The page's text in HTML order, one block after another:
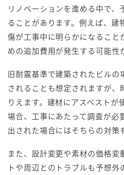
リノベーションを進める中で、
ることがあります。例えば、建
傷が工事中に明らかになること
めの追加費用が発生する可能性
旧耐震基準で建築されたビルの
されることも想定されますが、
りえます。建材にアスベストが
場合、工事にあたって調査が必
出された場合にはそちらの対策
また、設計変更や素材の価格変
トや周辺とのトラブルも予想